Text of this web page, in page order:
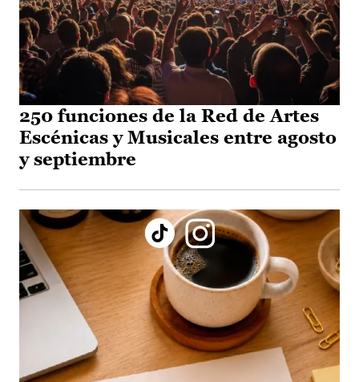
250 funciones de la Red de Artes
Escénicas y Musicales entre agosto
y septiembre